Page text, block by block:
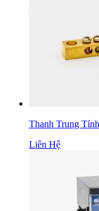
Thanh Trung
Liên Hệ